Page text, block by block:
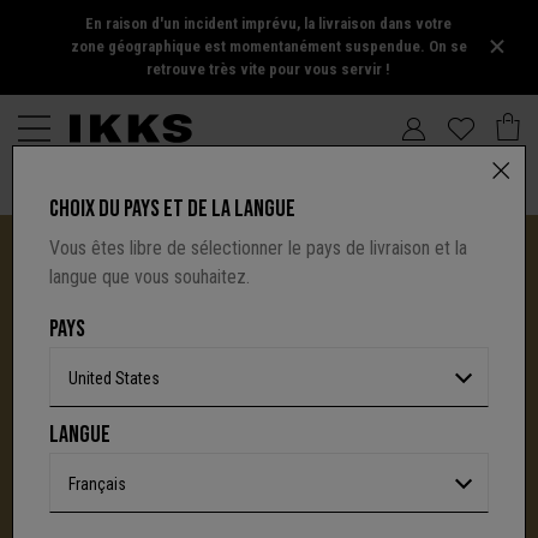
En raison d'un incident imprévu, la livraison dans votre
zone géographique est momentanément suspendue. On se
retrouve très vite pour vous servir !
UNE NOUVELLE PAGE S'ÉCRIT AVEC IKKS
C'est la fin d'une aventure : le site I.Code ferme
définitivement.Mais l'audace, la créativité
CHOIX DU PAYS ET DE LA LANGUE
Vous êtes libre de sélectionner le pays de livraison et la
langue que vous souhaitez.
PAYS
United States
LANGUE
Français